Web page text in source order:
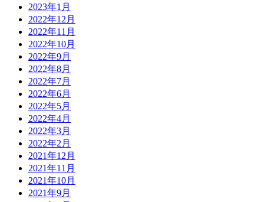
2023年1月
2022年12月
2022年11月
2022年10月
2022年9月
2022年8月
2022年7月
2022年6月
2022年5月
2022年4月
2022年3月
2022年2月
2021年12月
2021年11月
2021年10月
2021年9月